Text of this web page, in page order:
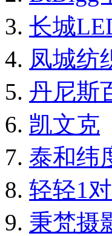
长城
凤城纺
丹尼斯
凯文克
泰和纬
轻轻1
秉梵摄